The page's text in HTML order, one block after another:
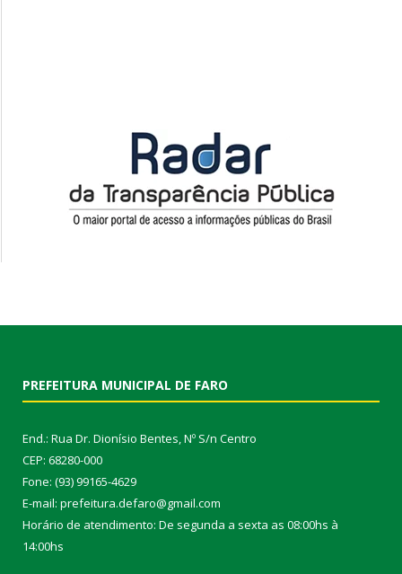
PREFEITURA MUNICIPAL DE FARO
End.: Rua Dr. Dionísio Bentes, Nº S/n Centro
CEP: 68280-000
Fone: (93) 99165-4629
E-mail: prefeitura.defaro@gmail.com
Horário de atendimento: De segunda a sexta as 08:00hs à
14:00hs